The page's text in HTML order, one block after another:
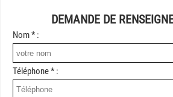
DEMANDE DE
Nom * :
Téléphone * :